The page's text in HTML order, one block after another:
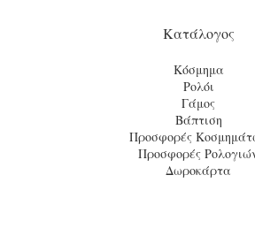
Κατάλογος
Κόσμημα
Ρολόι
Γάμος
Βάπτιση
Προσφορές
Προσφορές
Δωροκάρτα